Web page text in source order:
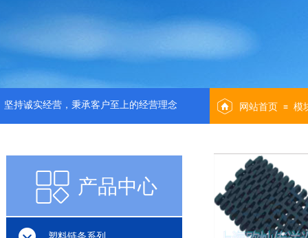
网站首页 ≡ 模
坚持诚实经营，秉承客户至上的经营理念
产品中心
产品中心